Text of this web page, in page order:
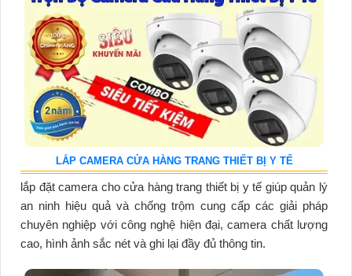
LẮP CAMERA CỬA HÀNG TRANG THIẾT BỊ Y TẾ
lắp đặt camera cho cửa hàng trang thiết bị y tế giúp quản lý
an ninh hiệu quả và chống trộm cung cấp các giải pháp
chuyên nghiệp với công nghệ hiện đại, camera chất lượng
cao, hình ảnh sắc nét và ghi lại đầy đủ thông tin.